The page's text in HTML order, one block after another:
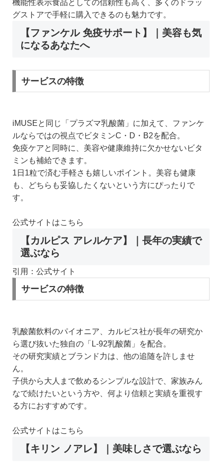
機能性表示食品としての信頼性も高く、多くのドラッ
グストアで手軽に購入できるのも魅力です。
【ファンケル 免疫サポート】｜美容も気
になるあなたへ
サービスの特徴
iMUSEと同じ「プラズマ乳酸菌」に加えて、ファンケ
ルならではの視点でビタミンC・D・B2を配合。
免疫ケアと同時に、美容や健康維持に欠かせないビタ
ミンも補給できます。
1日1粒で済む手軽さも嬉しいポイント。美容も健康
も、どちらも妥協したくないという方にぴったりで
す。
公式サイトはこちら
【カルピス アレルケア】｜長年の実績で
選ぶなら
引用：公式サイト
サービスの特徴
乳酸菌飲料のパイオニア、カルピス社が長年の研究か
ら選び抜いた独自の「L-92乳酸菌」を配合。
その研究実績とブランド力は、他の追随を許しませ
ん。
子供から大人まで飲めるシンプルな設計で、家族みん
なで続けたいという方や、何より信頼と実績を重視す
る方におすすめです。
公式サイトはこちら
【キリン ノアレ】｜美味しさで選ぶなら